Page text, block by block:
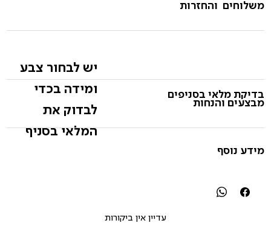
משלוחים והחזרות
יש לבחור צבע
ומידה בכדי
לבדוק את
המלאי בסניף
בדיקת מלאי בסניפים
מבצעים והנחות
מידע נוסף
עדיין אין ביקורות